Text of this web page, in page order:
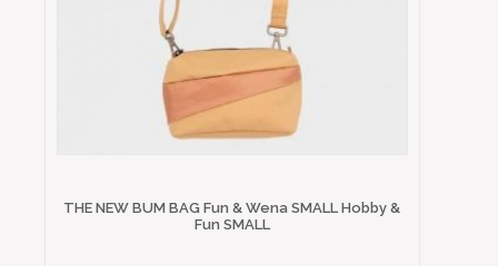
THE NEW BUM BAG Fun & Wena SMALL Hobby &
Fun SMALL